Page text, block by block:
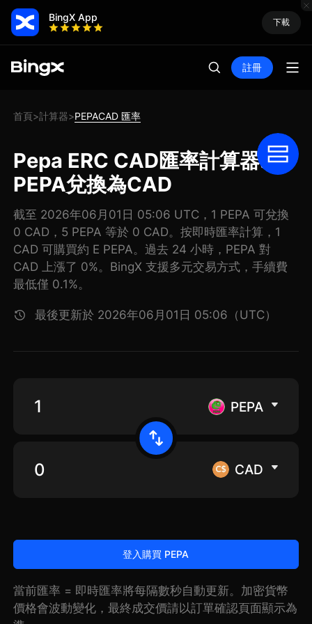
BingX App 下載
註冊
首頁>計算器>PEPACAD 匯率
Pepa ERC CAD匯率計算器: 把
PEPA兌換為CAD
截至 2026年06月01日 05:06 UTC，1 PEPA 可兌換
0 CAD，5 PEPA 等於 0 CAD。按即時匯率計算，1
CAD 可購買約 E PEPA。過去 24 小時，PEPA 對
CAD 上漲了 0%。BingX 支援多元交易方式，手續費
最低僅 0.1%。
最後更新於 2026年06月01日 05:06（UTC）
PEPA
CAD
登入購買 PEPA
當前匯率 = 即時匯率將每隔數秒自動更新。加密貨幣
價格會波動變化，最終成交價請以訂單確認頁面顯示為